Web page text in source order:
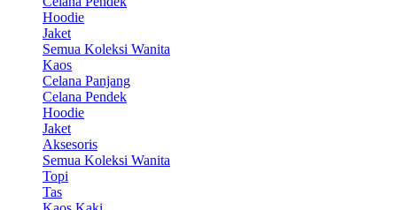
Hoodie
Jaket
Semua Koleksi Wanita
Kaos
Celana Panjang
Celana Pendek
Hoodie
Jaket
Aksesoris
Semua Koleksi Wanita
Topi
Tas